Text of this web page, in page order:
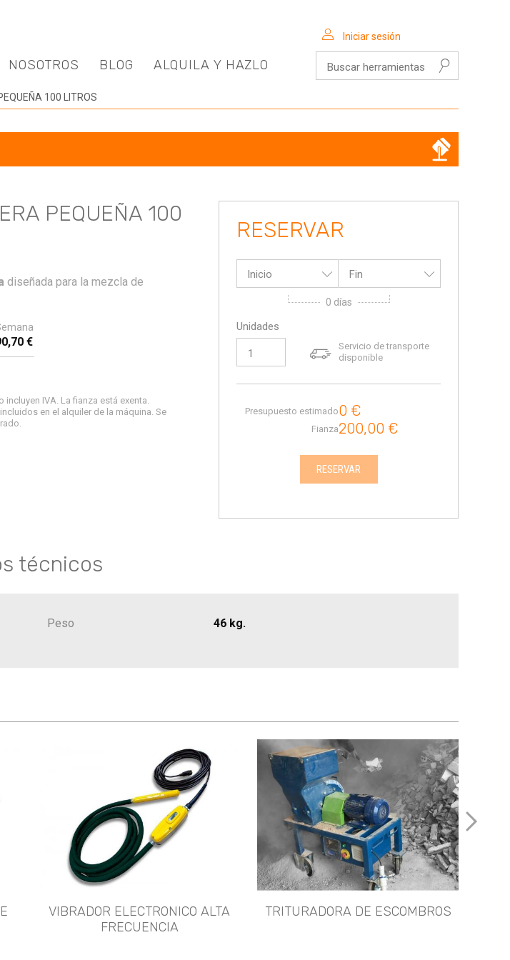
Iniciar sesión
NOSOTROS BLOG ALQUILA Y HAZLO
100 LITROS
PEQUEÑA 100
diseñada para la mezcla de
€
IVA. La fianza está exenta.
en el alquiler de la máquina. Se
RESERVAR
Inicio Fin
0 días
Unidades
Servicio de transporte
disponible
Presupuesto estimado0 €
Fianza200,00 €
RESERVAR
técnicos
Peso 46 kg.
VIBRADOR ELECTRONICO ALTA
FRECUENCIA
TRITURADORA DE ESCOMBROS